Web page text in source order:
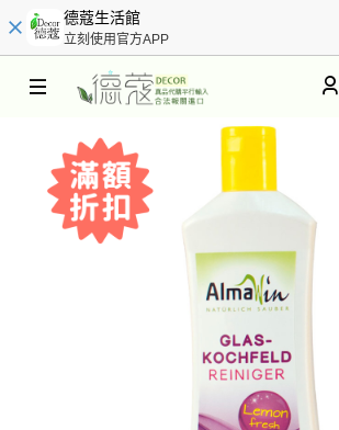
德蔻生活館
立刻使用官方APP